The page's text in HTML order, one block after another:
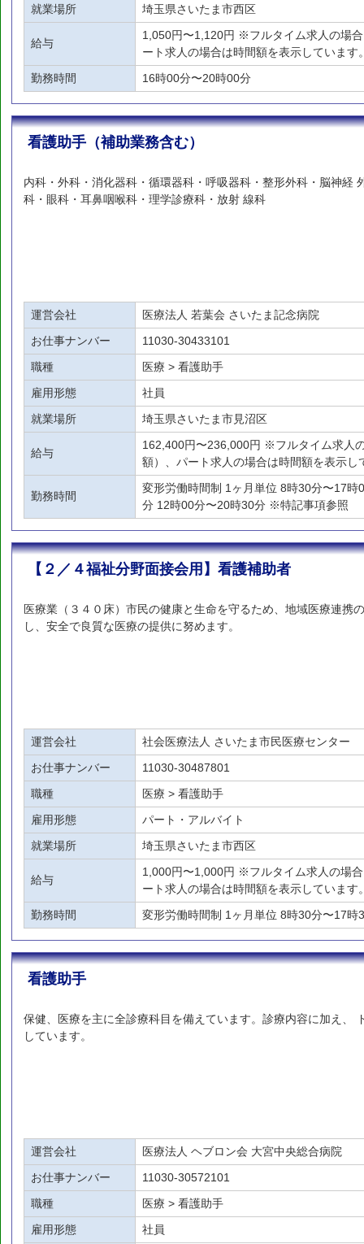
就業場所 埼玉県さいたま市西区
給与
1,050円〜1,120円 ※フルタイム求人の場
ート求人の場合は時間額を表示しています
勤務時間
16時00分〜20時00分
看護助手（補助業務含む）
内科・外科・消化器科・循環器科・呼吸器科・整形外科・脳神経
科・眼科・耳鼻咽喉科・理学診療科・放射 線科
運営会社
医療法人 若葉会 さいたま記念病院
お仕事ナンバー
11030-30433101
職種
医療 > 看護助手
雇用形態
社員
就業場所
埼玉県さいたま市見沼区
給与
162,400円〜236,000円 ※フルタイム求人
額）、パート求人の場合は時間額を表示し
勤務時間
変形労働時間制 1ヶ月単位 8時30分〜17時
分 12時00分〜20時30分 ※特記事項参照
【２／４福祉分野面接会用】看護補助者
医療業（３４０床）市民の健康と生命を守るため、地域医療連携
し、安全で良質な医療の提供に努めます。
運営会社
社会医療法人 さいたま市民医療センター
お仕事ナンバー
11030-30487801
職種
医療 > 看護助手
雇用形態
パート・アルバイト
就業場所
埼玉県さいたま市西区
給与
1,000円〜1,000円 ※フルタイム求人の場
ート求人の場合は時間額を表示しています
勤務時間
変形労働時間制 1ヶ月単位 8時30分〜17時
看護助手
保健、医療を主に全診療科目を備えています。診療内容に加え、
しています。
運営会社
医療法人 ヘブロン会 大宮中央総合病院
お仕事ナンバー
11030-30572101
職種
医療 > 看護助手
雇用形態
社員